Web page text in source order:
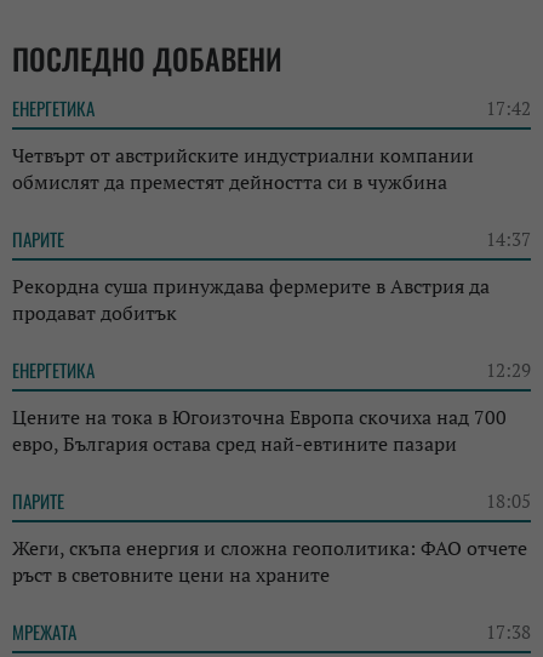
ПОСЛЕДНО ДОБАВЕНИ
ЕНЕРГЕТИКА 17:42
Четвърт от австрийските индустриални компании
обмислят да преместят дейността си в чужбина
ПАРИТЕ 14:37
Рекордна суша принуждава фермерите в Австрия да
продават добитък
ЕНЕРГЕТИКА 12:29
Цените на тока в Югоизточна Европа скочиха над 700
евро, България остава сред най-евтините пазари
ПАРИТЕ 18:05
Жеги, скъпа енергия и сложна геополитика: ФАО отчете
ръст в световните цени на храните
МРЕЖАТА 17:38